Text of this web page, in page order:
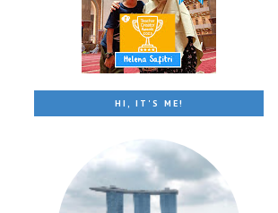
HI, IT'S ME!